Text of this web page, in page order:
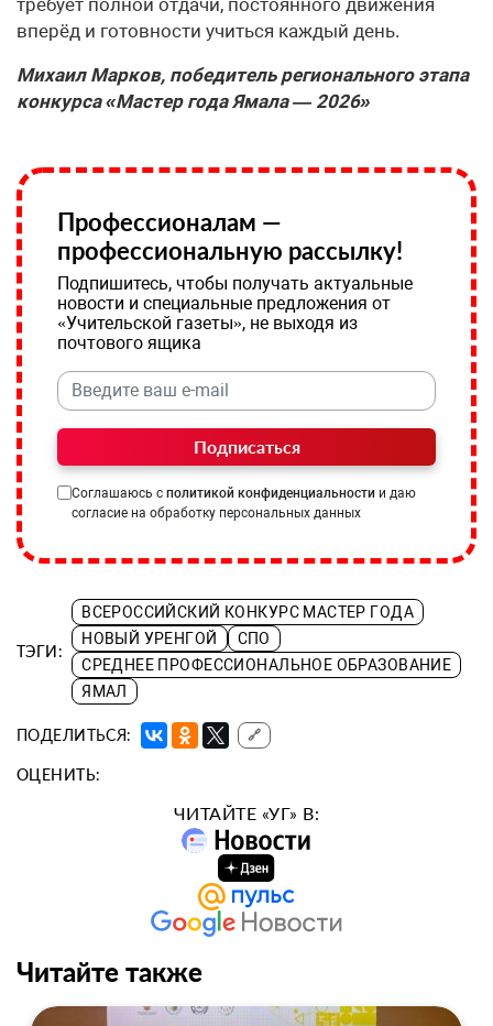
вперёд и готовности учиться каждый день.
Михаил Марков, победитель регионального этапа
конкурса «Мастер года Ямала — 2026»
Профессионалам —
профессиональную рассылку!
Подпишитесь, чтобы получать актуальные
новости и специальные предложения от
«Учительской газеты», не выходя из
почтового ящика
Подписаться
Соглашаюсь с политикой конфиденциальности и даю
согласие на обработку персональных данных
ТЭГИ:
ВСЕРОССИЙСКИЙ КОНКУРС МАСТЕР ГОДА
НОВЫЙ УРЕНГОЙ
СПО
СРЕДНЕЕ ПРОФЕССИОНАЛЬНОЕ ОБРАЗОВАНИЕ
ЯМАЛ
ПОДЕЛИТЬСЯ: 🔗
ОЦЕНИТЬ:
ЧИТАЙТЕ «УГ» В:
Читайте также